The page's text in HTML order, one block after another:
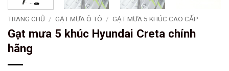
TRANG CHỦ / GẠT MƯA Ô TÔ / GẠT MƯA 5 KHÚC CAO CẤP
Gạt mưa 5 khúc Hyundai Creta chính
hãng